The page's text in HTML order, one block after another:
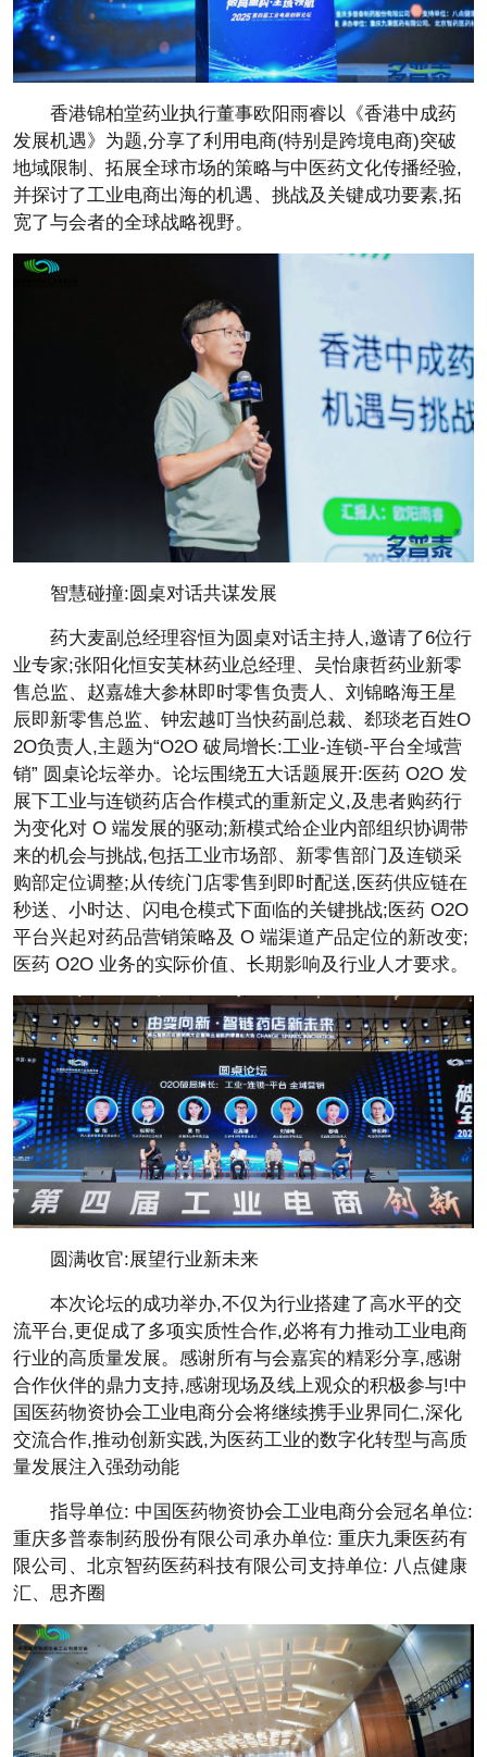
香港锦柏堂药业执行董事欧阳雨睿以《香港中成药
发展机遇》为题,分享了利用电商(特别是跨境电商)突破
地域限制、拓展全球市场的策略与中医药文化传播经验,
并探讨了工业电商出海的机遇、挑战及关键成功要素,拓
宽了与会者的全球战略视野。
智慧碰撞:圆桌对话共谋发展
药大麦副 总经理容恒为圆桌对话主持人,邀请了6位行
业专家;张阳化恒安芙林药业总经理、吴怡康哲药业新零
售总监、赵嘉雄大参林即时零售负责人、刘锦略海王星
辰即新零售总监、钟宏越叮当快药副 总裁、郄琰老百姓O
2O负责人,主题为“O2O 破局增长:工业-连锁-平台全域营
销” 圆桌论坛举办。论坛围绕五大话题展开:医药 O2O 发
展下工业与连锁药店合作模式的重新定义,及患者购药行
为变化对 O 端发展的驱动;新模式给企业内部组织协调带
来的机会与挑战,包括工业市场部、新零售部门及连锁采
购部定位调整;从传统门店零售到即时配送,医药供应链在
秒送、小时达、闪电仓模式下面临的关键挑战;医药 O2O
平台兴起对药品营销策略及 O 端渠道产品定位的新改变;
医药 O2O 业务的实际价值、长期影响及行业人才要求。
圆满收官:展望行业新未来
本次论坛的成功举办,不仅为行业搭建了高水平的交
流平台,更促成了多项实质性合作,必将有力推动工业电商
行业的高质量发展。感谢所有与会嘉宾的精彩分享,感谢
合作伙伴的鼎力支持,感谢现场及线上观众的积极参与!中
国医药物资协会工业电商分会将继续携手业界同仁,深化
交流合作,推动创新实践,为医药工业的数字化转型与高质
量发展注入强劲动能
指导单位: 中国医药物资协会工业电商分会冠名单位:
重庆多普泰制药股份有限公司承办单位: 重庆九秉医药有
限公司、北京智药医药科技有限公司支持单位: 八点健康
汇、思齐圈